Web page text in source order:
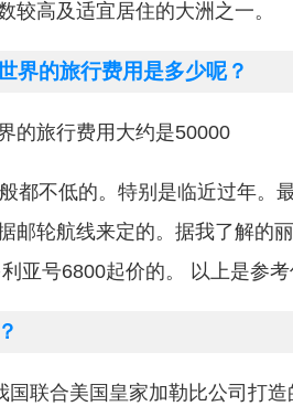
较高及适宜居住的大洲之一。
界的旅行费用是多少呢？
的旅行费用大约是50000
都不低的。特别是临近过年。
邮轮航线来定的。据我了解的
亚号6800起价的。 以上是参
国联合美国皇家加勒比公司打